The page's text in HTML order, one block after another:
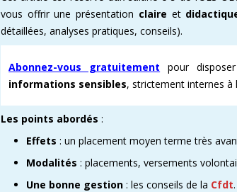
CARTOGRAPHIE
VICTOIRES CFDT
vous offrir une présentation claire et
détaillées, analyses pratiques, conseils).
Abonnez-vous gratuitement pour
informations sensibles, strictement internes à
Les points abordés :
Effets : un placement moyen terme très
Modalités : placements, versements
Une bonne gestion : les conseils de la Cfdt.